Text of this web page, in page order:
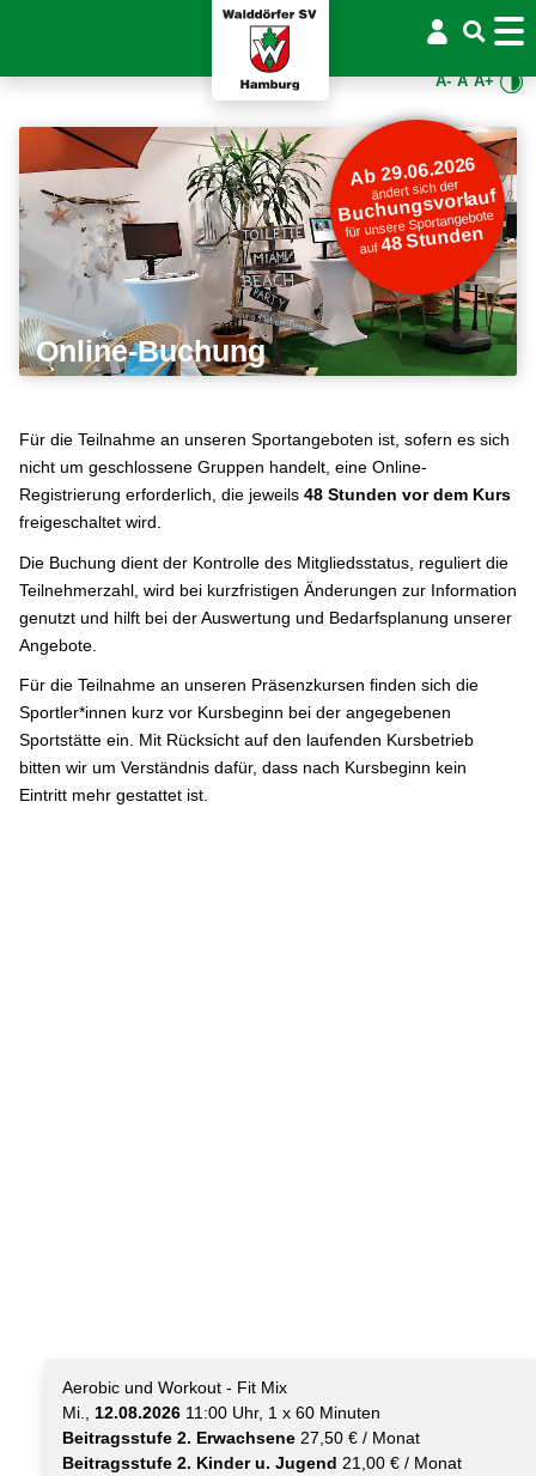
A- A A+
Ab 29.06.2026
ändert sich der
Buchungsvorlauf
für unsere Sportangebote
auf48 Stunden
Online-Buchung
Für die Teilnahme an unseren Sportangeboten ist, sofern es sich
nicht um geschlossene Gruppen handelt, eine Online-
Registrierung erforderlich, die jeweils 48 Stunden vor dem Kurs
freigeschaltet wird.
Die Buchung dient der Kontrolle des Mitgliedsstatus, reguliert die
Teilnehmerzahl, wird bei kurzfristigen Änderungen zur Information
genutzt und hilft bei der Auswertung und Bedarfsplanung unserer
Angebote.
Für die Teilnahme an unseren Präsenzkursen finden sich die
Sportler*innen kurz vor Kursbeginn bei der angegebenen
Sportstätte ein. Mit Rücksicht auf den laufenden Kursbetrieb
bitten wir um Verständnis dafür, dass nach Kursbeginn kein
Eintritt mehr gestattet ist.
Aerobic und Workout - Fit Mix
Mi., 12.08.2026 11:00 Uhr, 1 x 60 Minuten
Beitragsstufe 2. Erwachsene 27,50 € / Monat
Beitragsstufe 2. Kinder u. Jugend 21,00 € / Monat